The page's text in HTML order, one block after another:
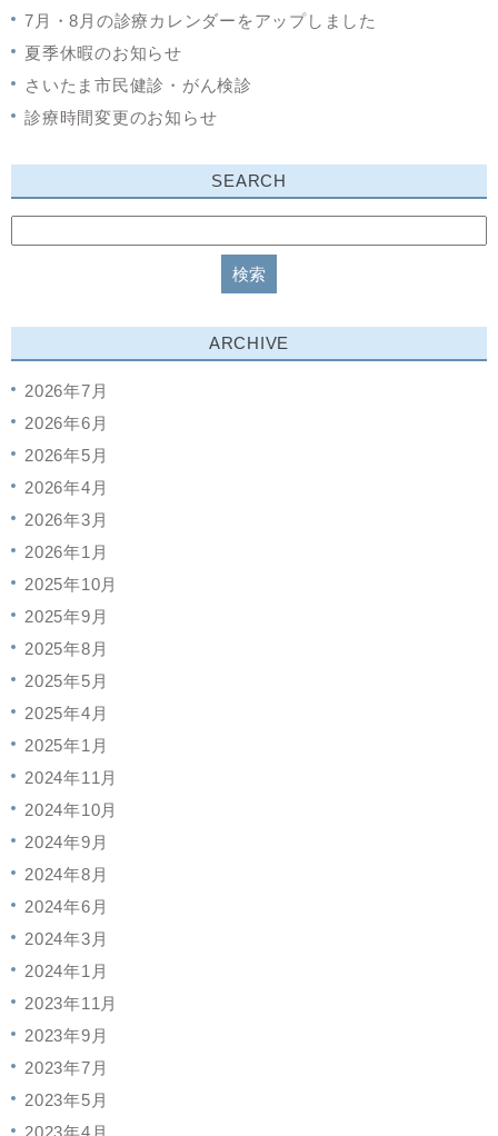
7月・8月の診療カレンダーをアップしました
夏季休暇のお知らせ
さいたま市民健診・がん検診
診療時間変更のお知らせ
SEARCH
ARCHIVE
2026年7月
2026年6月
2026年5月
2026年4月
2026年3月
2026年1月
2025年10月
2025年9月
2025年8月
2025年5月
2025年4月
2025年1月
2024年11月
2024年10月
2024年9月
2024年8月
2024年6月
2024年3月
2024年1月
2023年11月
2023年9月
2023年7月
2023年5月
2023年4月